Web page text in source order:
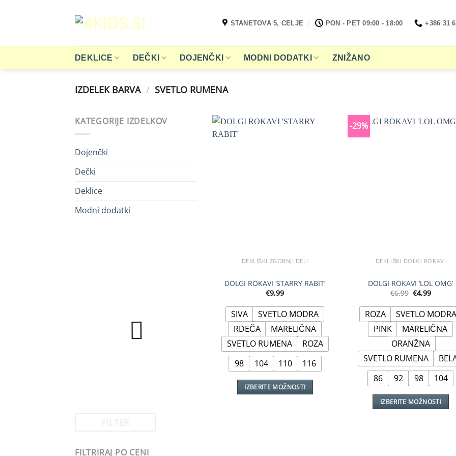
STANETOVA 5, CELJE PON - PET 09:00 - 18:00 +386 31
DEKLICE DEČKI DOJENČKI MODNI DODATKI ZNIŽANO
IZDELEK BARVA / SVETLO RUMENA
KATEGORIJE IZDELKOV
Dojenčki
Dečki
Deklice
Modni dodatki
FILTRIRAJ PO CENI
DEKLIŠKI ZGORNJI DELI
DOLGI ROKAVI ‘STARRY RABIT’
€9,99
SIVA
SVETLO MODRA
RDEČA
MARELIČNA
SVETLO RUMENA
ROZA
98
104 110 116
IZBERITE MOŽNOSTI
-29%
DEKLIŠKI DOLGI ROKAVI
DOLGI ROKAVI ‘LOL OMG’
€6,99 Izvirna
je
bila:
€6,99.
€4,99
je:
€4,99.
ROZA
SVETLO MODRA
PINK
MARELIČNA
ORANŽNA
SVETLO RUMENA
86
92 98 104
IZBERITE MOŽNOSTI